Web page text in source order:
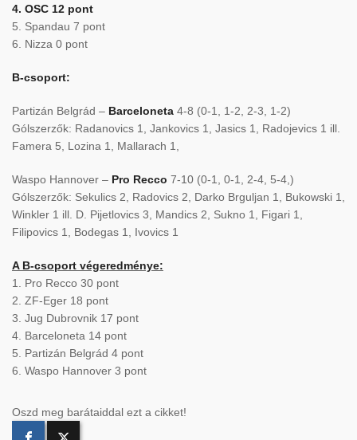
4. OSC 12 pont
5. Spandau 7 pont
6. Nizza 0 pont
B-csoport:
Partizán Belgrád – Barceloneta 4-8 (0-1, 1-2, 2-3, 1-2)
Gólszerzők: Radanovics 1, Jankovics 1, Jasics 1, Radojevics 1 ill.
Famera 5, Lozina 1, Mallarach 1,
Waspo Hannover – Pro Recco 7-10 (0-1, 0-1, 2-4, 5-4,)
Gólszerzők: Sekulics 2, Radovics 2, Darko Brguljan 1, Bukowski 1,
Winkler 1 ill. D. Pijetlovics 3, Mandics 2, Sukno 1, Figari 1,
Filipovics 1, Bodegas 1, Ivovics 1
A B-csoport végeredménye:
1. Pro Recco 30 pont
2. ZF-Eger 18 pont
3. Jug Dubrovnik 17 pont
4. Barceloneta 14 pont
5. Partizán Belgrád 4 pont
6. Waspo Hannover 3 pont
Oszd meg barátaiddal ezt a cikket!